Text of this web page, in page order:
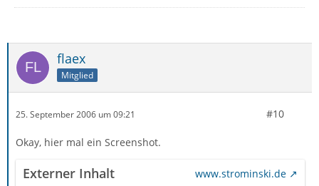
flaex
Mitglied
25. September 2006 um 09:21 #10
Okay, hier mal ein Screenshot.
Externer Inhalt
www.strominski.de